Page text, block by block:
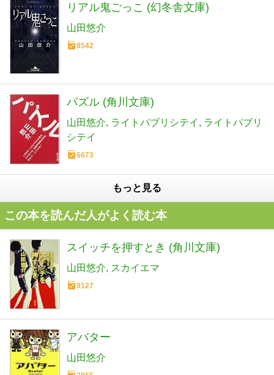
リアル鬼ごっこ (幻冬舎文庫)
山田悠介
8542
パズル (角川文庫)
山田悠介 ライトパブリシテイ
ライトパブリ
シテイ
6673
もっと見る
この本を読んだ人がよく読む本
スイッチを押すとき (角川文庫)
山田悠介 スカイエマ
9127
アバター
山田悠介